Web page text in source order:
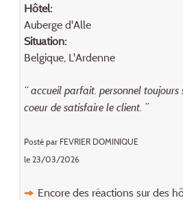
Hôtel:
Auberge d'Alle
Situation:
Belgique, L'Ardenne
“ accueil parfait. personnel
coeur de satisfaire le client. ”
Posté par FEVRIER DOMINIQUE
le 23/03/2026
Encore des réactions sur des